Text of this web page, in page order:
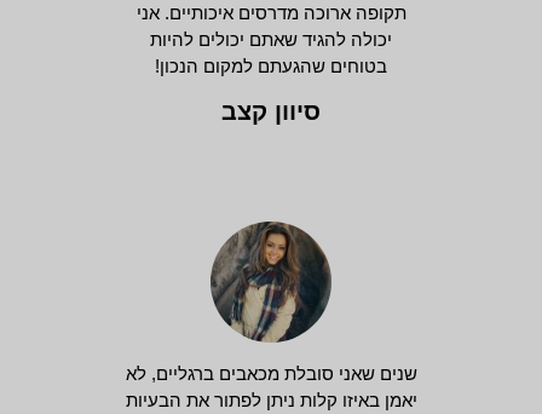
תקופה ארוכה מדרסים איכותיים. אני
יכולה להגיד שאתם יכולים להיות
בטוחים שהגעתם למקום הנכון!
סיוון קצב
שנים שאני סובלת מכאבים ברגליים, לא
יאמן באיזו קלות ניתן לפתור את הבעיות